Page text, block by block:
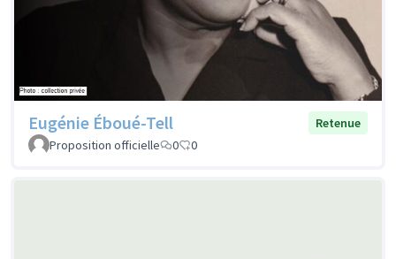
Eugénie Éboué-Tell
Retenue
Proposition officielle
0 0